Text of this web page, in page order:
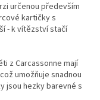
určenou především
kartičky s
- k vítězství stačí
z Carcassonne mají
umožňuje snadnou
jsou hezky barevné s